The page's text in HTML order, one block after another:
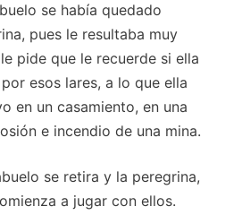
se había quedado
pues le resultaba muy
pide que le recuerde si ella
esos lares, a lo que ella
en un casamiento, en una
e incendio de una mina.
se retira y la peregrina,
a jugar con ellos.